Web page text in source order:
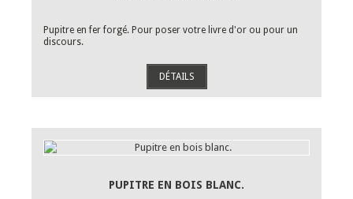
Pupitre en fer forgé. Pour poser votre livre d'or ou pour un
discours.
DÉTAILS
PUPITRE EN BOIS BLANC.